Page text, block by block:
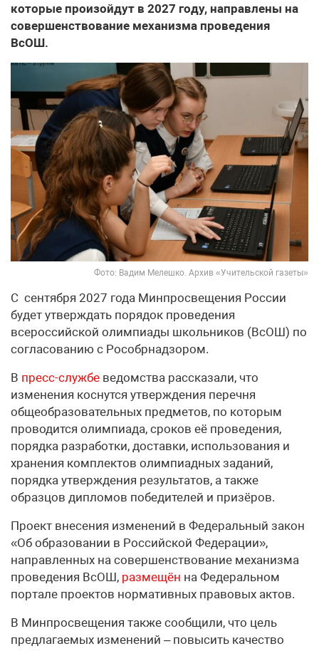
которые произойдут в 2027 году, направлены на
совершенствование механизма проведения
ВсОШ.
Фото: Вадим Мелешко. Архив «Учительской газеты»
С сентября 2027 года Минпросвещения России
будет утверждать порядок проведения
всероссийской олимпиады школьников (ВсОШ) по
согласованию с Рособрнадзором.
В пресс-службе ведомства рассказали, что
изменения коснутся утверждения перечня
общеобразовательных предметов, по которым
проводится олимпиада, сроков её проведения,
порядка разработки, доставки, использования и
хранения комплектов олимпиадных заданий,
порядка утверждения результатов, а также
образцов дипломов победителей и призёров.
Проект внесения изменений в Федеральный закон
«Об образовании в Российской Федерации»,
направленных на совершенствование механизма
проведения ВсОШ, размещён на Федеральном
портале проектов нормативных правовых актов.
В Минпросвещения также сообщили, что цель
предлагаемых изменений – повысить качество